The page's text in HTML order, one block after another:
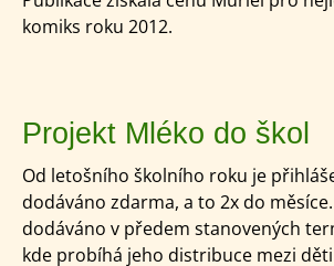
komiks roku 2012.
Projekt Mléko do škol
Od letošního školního roku je
dodáváno zdarma, a to 2x do
dodáváno v předem stanovených
kde probíhá jeho distribuce mezi